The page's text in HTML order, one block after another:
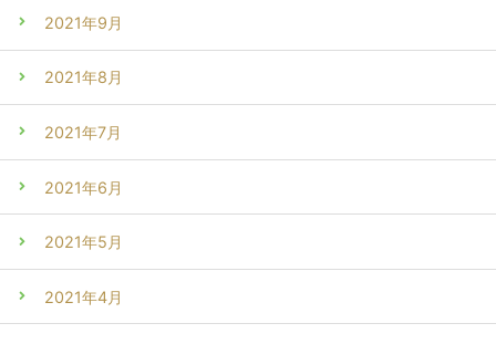
2021年9月
2021年8月
2021年7月
2021年6月
2021年5月
2021年4月